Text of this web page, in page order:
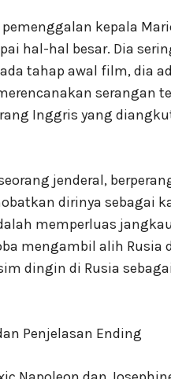
kepala
hal-hal besar. Dia
tahap awal film, dia
serangan
Inggris yang
jenderal,
dirinya sebagai
memperluas
mengambil alih Rusia
dingin di Rusia